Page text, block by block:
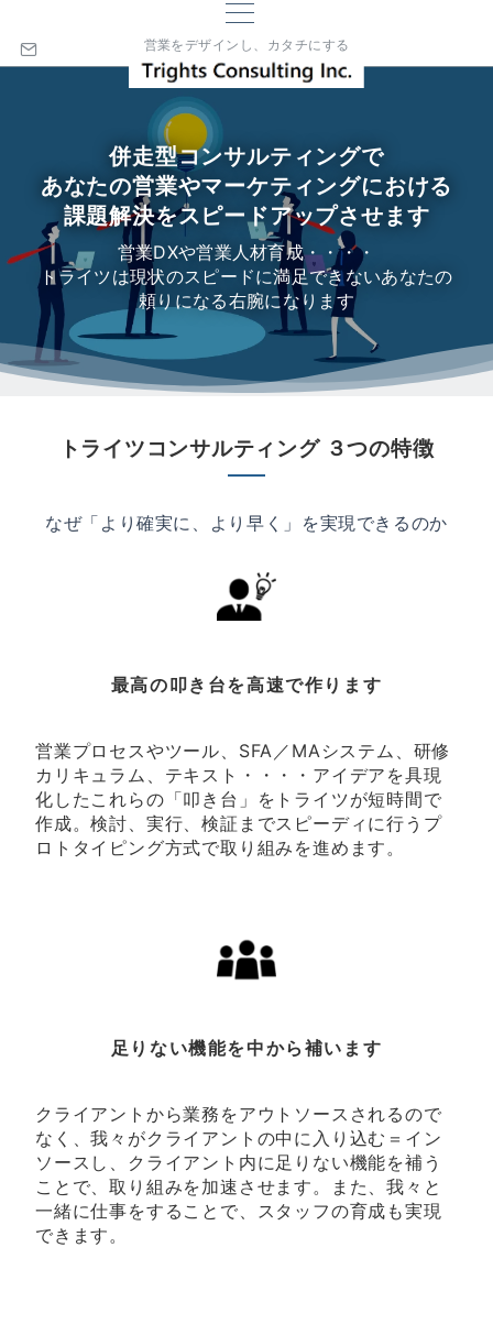
営業をデザインし、カタチにする
併走型コンサルティングで
あなたの営業やマーケティングにおける
課題解決をスピードアップさせます
営業DXや営業人材育成・・・・
トライツは現状のスピードに満足できないあなたの
頼りになる右腕になります
トライツコンサルティング ３つの特徴
なぜ「より確実に、より早く」を実現できるのか
最高の叩き台を高速で作ります
営業プロセスやツール、SFA／MAシステム、研修
カリキュラム、テキスト・・・・アイデアを具現
化したこれらの「叩き台」をトライツが短時間で
作成。検討、実行、検証までスピーディに行うプ
ロトタイピング方式で取り組みを進めます。
足りない機能を中から補います
クライアントから業務をアウトソースされるので
なく、我々がクライアントの中に入り込む＝イン
ソースし、クライアント内に足りない機能を補う
ことで、取り組みを加速させます。また、我々と
一緒に仕事をすることで、スタッフの育成も実現
できます。